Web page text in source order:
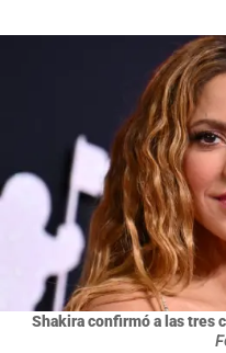
Shakira confirmó a las tres